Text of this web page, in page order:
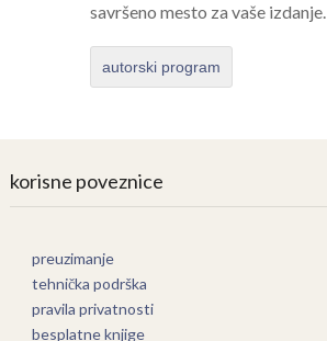
savršeno mesto za vaše izdanje.
autorski program
korisne poveznice
preuzimanje
tehnička podrška
pravila privatnosti
besplatne knjige